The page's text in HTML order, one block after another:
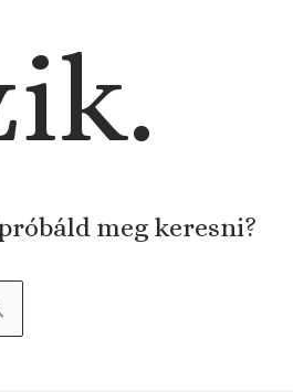
meg keresni?